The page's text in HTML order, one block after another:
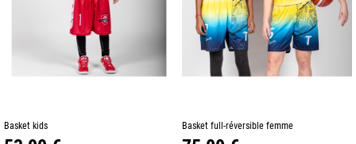
Basket kids Basket full-réversible femme